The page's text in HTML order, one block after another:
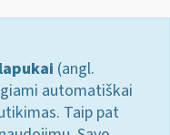
(angl.
automatiškai
Taip pat